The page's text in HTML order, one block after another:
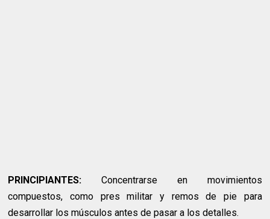
PRINCIPIANTES: Concentrarse en movimientos
compuestos, como pres militar y remos de pie para
desarrollar los músculos antes de pasar a los detalles.